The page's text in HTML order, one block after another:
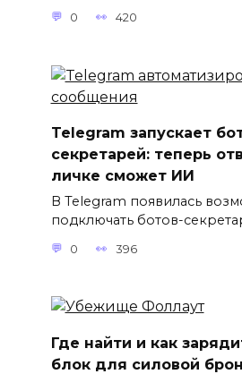
0 420
Telegram запускает
секретарей: теперь
личке сможет ИИ
В Telegram появилась
подключать ботов-
0 396
Где найти и как
блок для силовой